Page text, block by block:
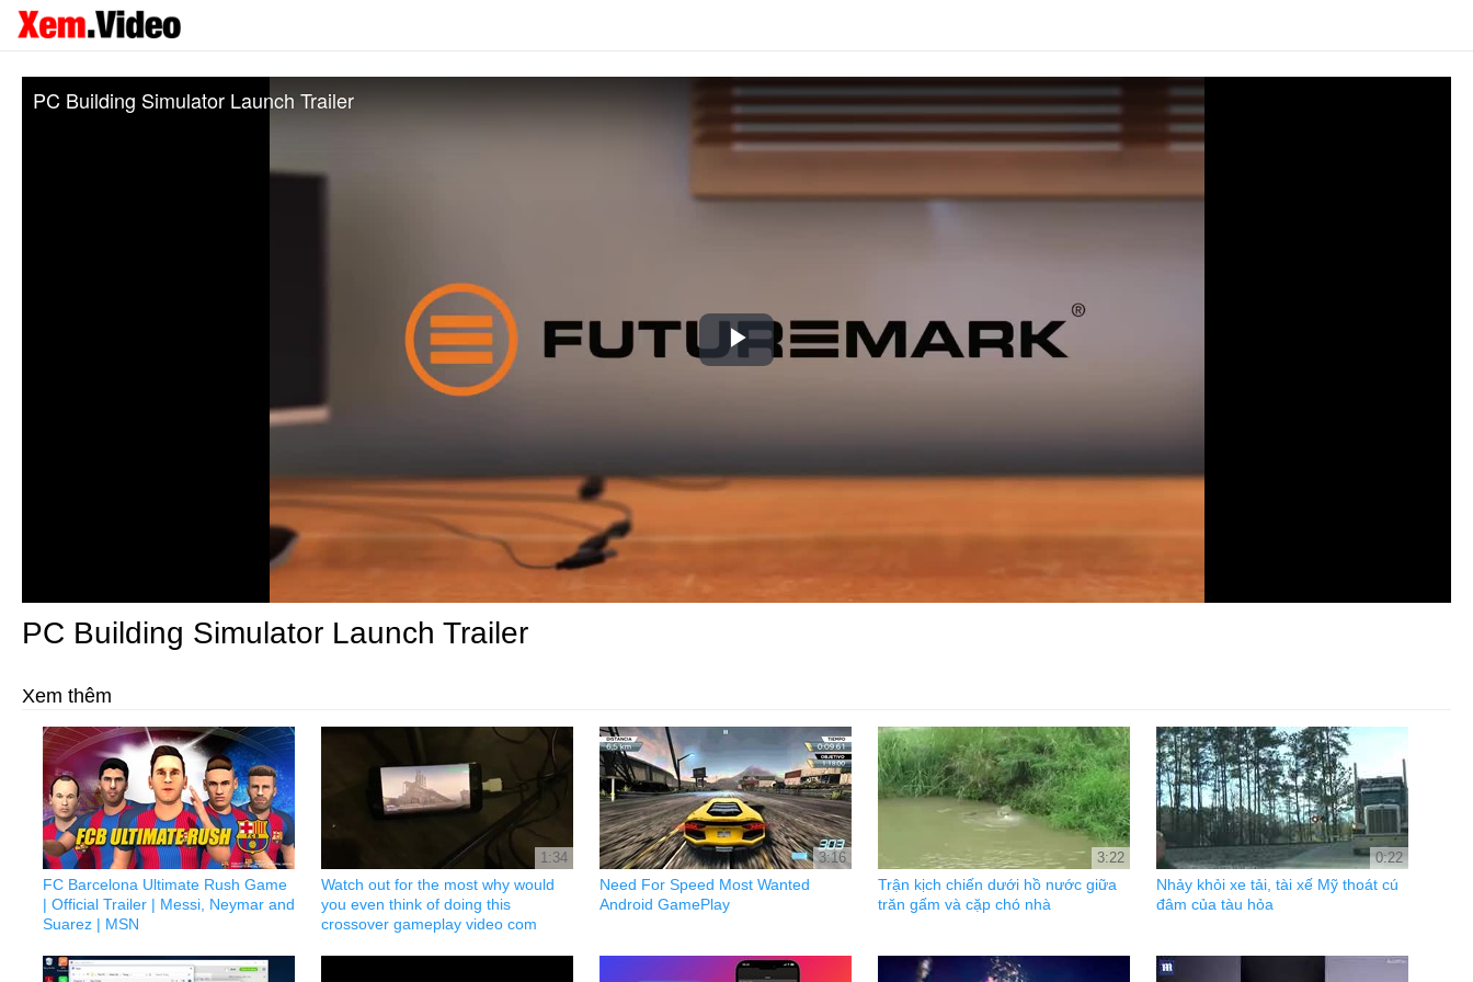
Play
PC Building Simulator Launch Trailer
PC Building Simulator Launch Trailer
Xem thêm
FC Barcelona Ultimate Rush Game
| Official Trailer | Messi, Neymar and
Suarez | MSN
1:34
Watch out for the most why would
you even think of doing this
crossover gameplay video com
3:16
Need For Speed Most Wanted
Android GamePlay
3:22
Trận kịch chiến dưới hồ nước giữa
trăn gấm và cặp chó nhà
0:22
Nhảy khỏi xe tải, tài xế Mỹ thoát cú
đâm của tàu hỏa